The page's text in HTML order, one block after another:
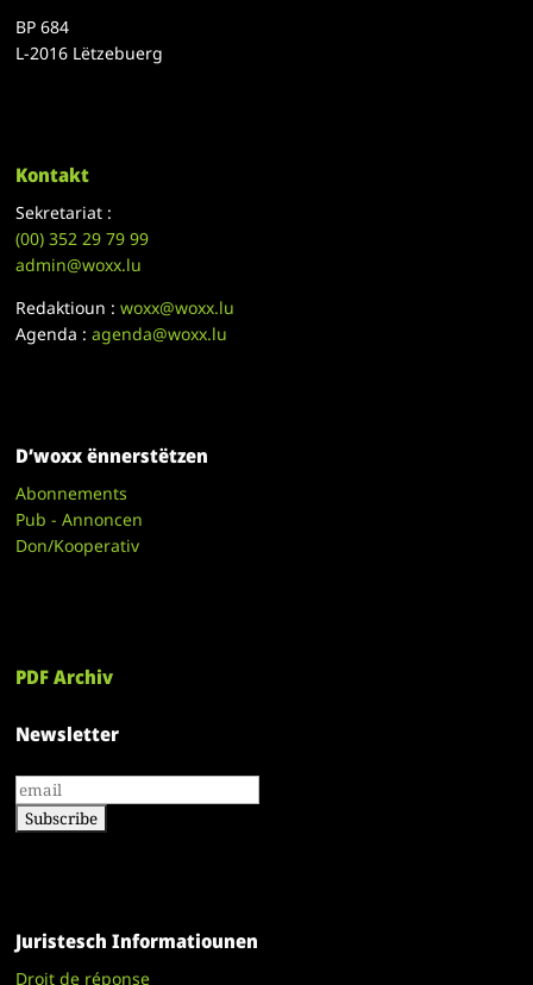
BP 684
L-2016 Lëtzebuerg
Kontakt
Sekretariat :
(00)352 29 79 99
admin@woxx.lu
Redaktioun :woxx@woxx.lu
Agenda :agenda@woxx.lu
D’woxx ënnerstëtzen
Abonnements
Pub - Annoncen
Don/Kooperativ
PDF Archiv
Newsletter
Juristesch Informatiounen
Droit de réponse